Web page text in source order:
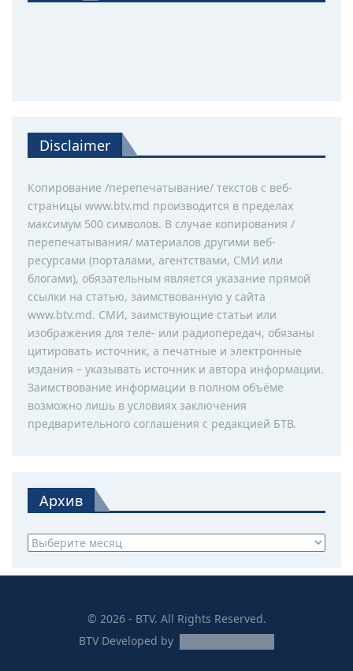
Disclaimer
Копирование /перепечатывание/ текстов с веб-
страницы www.btv.md производится в пределах
максимум 500 символов. В случае копирования /
перепечатывания/ материалов другими веб-
ресурсами (порталами, агентствами, СМИ или
блогами), обязательным является указание прямой
ссылки на статью, заимствованную у сайта
www.btv.md. СМИ, заимствующие статьи или
изображения для теле- или радиопередач, обязаны
цитировать источник, а печатные и электронные
издания – указывать источник и автора информации.
Заимствование информации в полном объёме
возможно лишь в условиях заключения
предварительного соглашения с редакцией БТВ.
Архив
Архив
© 2026 - BTV. All Rights Reserved.
BTVDeveloped by